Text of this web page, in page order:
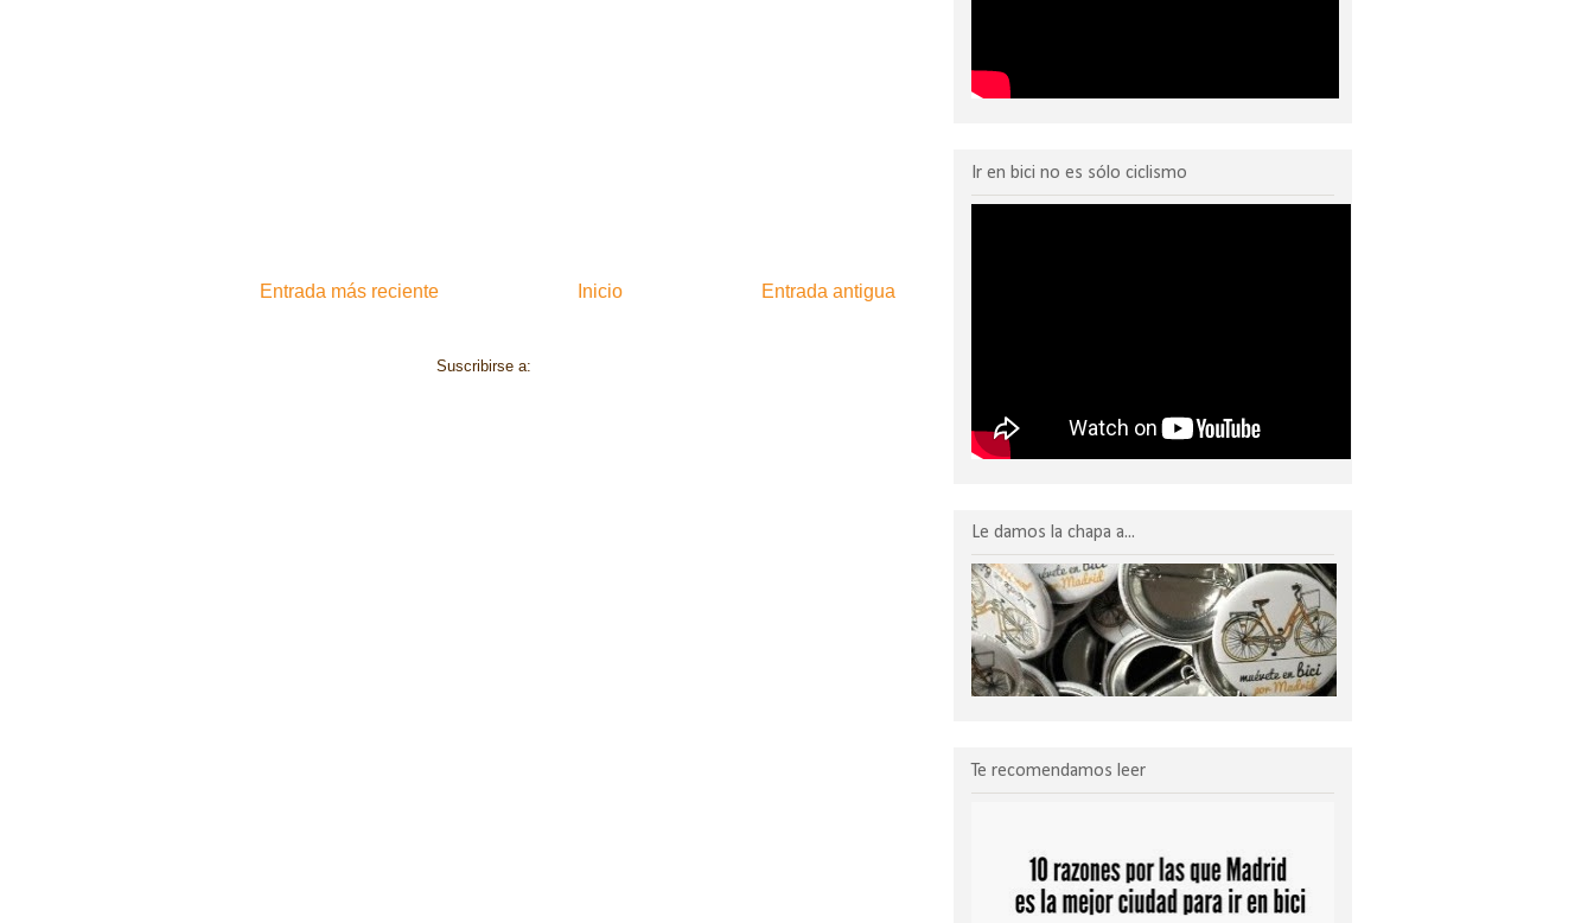
Entrada más reciente Entrada antigua
Inicio
Suscribirse a:
Ir en bici no es sólo ciclismo
Le damos la chapa a...
Te recomendamos leer